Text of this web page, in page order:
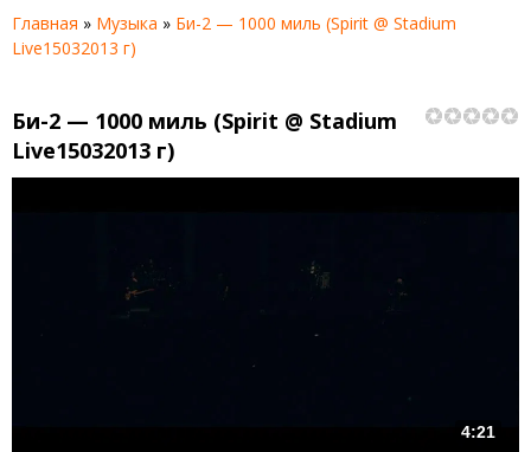
Главная » Музыка » Би-2 — 1000 миль (Spirit @ Stadium
Live15032013 г)
Би-2 — 1000 миль (Spirit @ Stadium
Live15032013 г)
4:21